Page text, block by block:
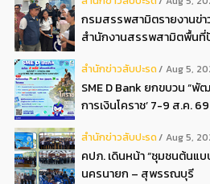
อิสลามแห่งอนาคต
กรมสรรพสามิตรายงานข่
สำนักงานสรรพสามิตพื้นที่
สํานักข่าวสับปะรด Aug 5,
SME D Bank ยกขบวน “พั
การเงินโคราช’ 7-9 ส.ค.
สํานักข่าวสับปะรด Aug 5,
คปภ. เดินหน้า “ชุมชนต้นแ
นครนายก – สุพรรณบุรี